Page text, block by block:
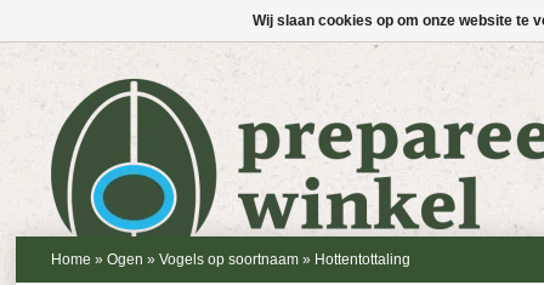
Home » Ogen » Vogels op soortnaam » Hottentottaling
Wij slaan cookies op om onze website te